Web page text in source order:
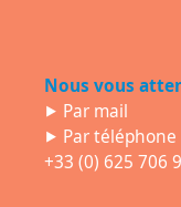
Nous vous
⯈ Par mail
⯈ Par téléphone
+33 (0) 625 706